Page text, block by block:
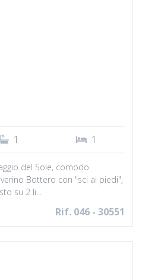
1 1
del Sole, comodo
Bottero con "sci ai piedi",
su 2 li...
Rif. 046 - 30551